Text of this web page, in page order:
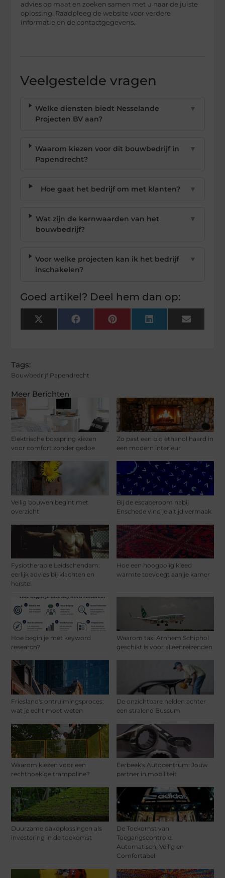
Meer Berichten
Elektrische boxspring kiezen
voor comfort zonder gedoe
Zo past een bio ethanol haard in
een modern interieur
Veilig bouwen begint met
overzicht
Bij de escaperoom nabij
Enschede vind je altijd vermaak
Fysiotherapie Leidschendam:
eerlijk advies bij klachten en
herstel
Hoe een hoogpolig kleed
warmte toevoegt aan je kamer
Hoe begin je met keyword
research?
Waarom taxi Arnhem Schiphol
geschikt is voor alleenreizenden
Friesland's ontruimingsproces:
wat je echt moet weten
De onzichtbare helden achter
een stralend Bussum
Waarom kiezen voor een
rechthoekige trampoline?
Eerbeek's Autocentrum: Jouw
partner in mobiliteit
Duurzame dakoplossingen als
investering in de toekomst
De Toekomst van
Toegangscontrole:
Automatisch, Veilig en
Comfortabel
advies op maat en zoeken samen met u naar de juiste
oplossing. Raadpleeg de website voor verdere
informatie en de contactgegevens.
Veelgestelde vragen
Welke diensten biedt Nesselande
Projecten BV aan?
▼
Waarom kiezen voor dit bouwbedrijf in
Papendrecht?
▼
Hoe gaat het bedrijf om met klanten? ▼
Wat zijn de kernwaarden van het
bouwbedrijf?
▼
Voor welke projecten kan ik het bedrijf
inschakelen?
▼
Goed artikel? Deel hem dan op:
X
(Twitter)
FacebookPinterest LinkedIn Email
Tags:
Bouwbedrijf Papendrecht